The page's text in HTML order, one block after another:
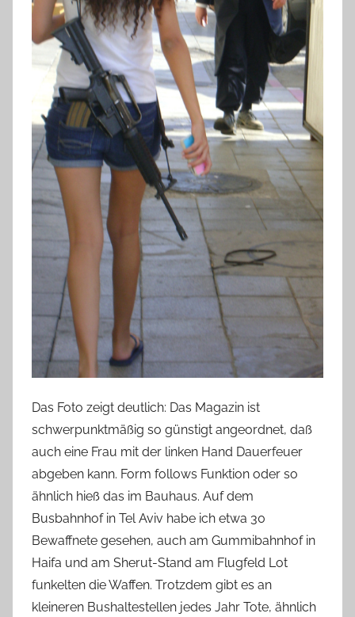
Das Foto zeigt deutlich: Das Magazin ist
schwerpunktmäßig so günstigt angeordnet, daß
auch eine Frau mit der linken Hand Dauerfeuer
abgeben kann. Form follows Funktion oder so
ähnlich hieß das im Bauhaus. Auf dem
Busbahnhof in Tel Aviv habe ich etwa 30
Bewaffnete gesehen, auch am Gummibahnhof in
Haifa und am Sherut-Stand am Flugfeld Lot
funkelten die Waffen. Trotzdem gibt es an
kleineren Bushaltestellen jedes Jahr Tote, ähnlich